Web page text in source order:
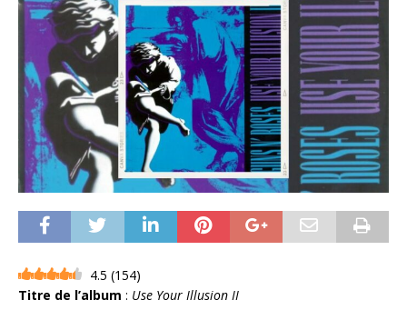
4.5 (154)
Titre de l’album : Use Your Illusion II